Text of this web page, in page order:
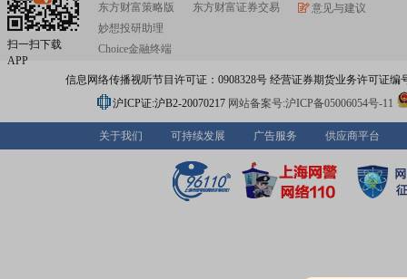
扫一扫下载
APP
东方财富策略版
妙想投研助理
Choice金融终端
东方财富证券交易
意见与建议
信息网络传播视听节目许可证：0908328号 经营证券期货业务许可证编
沪ICP证:沪B2-20070217 网站备案号:沪ICP备05006054号-11
关于我们 可持续发展 广告服务 供应商平台